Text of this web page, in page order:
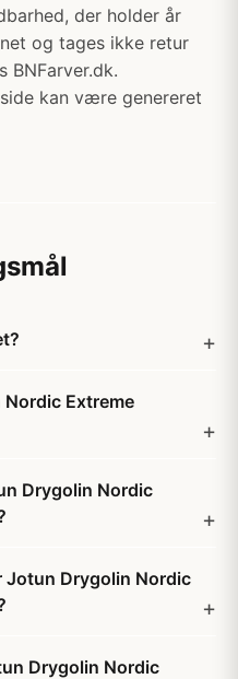
der holder år
og tages ikke retur
BNFarver.dk.
kan være genereret
Extreme
Drygolin Nordic
Jotun Drygolin Nordic
Drygolin Nordic